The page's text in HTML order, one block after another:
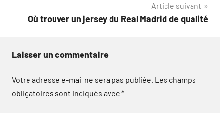
Article suivant
Où trouver un jersey du Real Madrid de qualité
Laisser un commentaire
Votre adresse e-mail ne sera pas publiée. Les champs
obligatoires sont indiqués avec*